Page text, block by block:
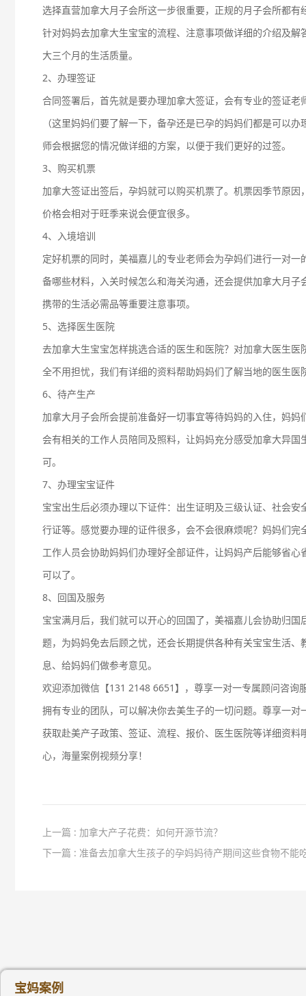
选择直营加拿大月子会所这一步很重要，正规的月子会所都有
针对妈妈去加拿大生宝宝的流程、注意事项做详细的介绍及解
大三个月的生活质量。
2、办理签证
合同签署后，首先就是要办理加拿大签证，会有专业的签证老
（这里妈妈们要了解一下，备孕还是已孕的妈妈们都是可以
师会根据您的情况做详细的方案，以便于我们更好的过签。
3、购买机票
加拿大签证出签后，孕妈就可以购买机票了。机票因季节原因
价格会相对于旺季来说会便宜很多。
4、入境培训
定好机票的同时，美福嘉儿的专业老师会为孕妈们进行一对一
备哪些材料，入关时候怎么和海关沟通，还会提供加拿大月子
携带的生活必需品等重要注意事项。
5、选择医生医院
去加拿大生宝宝怎样挑选合适的医生和医院？对加拿大医生医
全不用担忧，我们有详细的资料帮助妈妈们了解当地的医生医
6、待产生产
加拿大月子会所会提前准备好一切事宜等待妈妈的入住，妈妈
会有相关的工作人员陪同及照料，让妈妈充分感受加拿大异国
可。
7、办理宝宝证件
宝宝出生后必须办理以下证件：出生证明及三级认证、社会安
行证等。感觉要办理的证件很多，会不会很麻烦呢？妈妈们完
工作人员会协助妈妈们办理好全部证件，让妈妈产后能够省心
可以了。
8、回国及服务
宝宝满月后，我们就可以开心的回国了，美福嘉儿会协助归国
题，为妈妈免去后顾之忧，还会长期提供各种有关宝宝生活、
息、给妈妈们做参考意见。
欢迎添加微信【131 2148 6651】，尊享一对一专属顾问咨询
拥有专业的团队，可以解决你去美生子的一切问题。尊享一对
获取赴美产子政策、签证、流程、报价、医生医院等详细资料
心，海量案例视频分享！
上一篇 : 加拿大产子花费：如何开源节流？
下一篇 : 准备去加拿大生孩子的孕妈妈待产期间这些食物不能
宝妈案例